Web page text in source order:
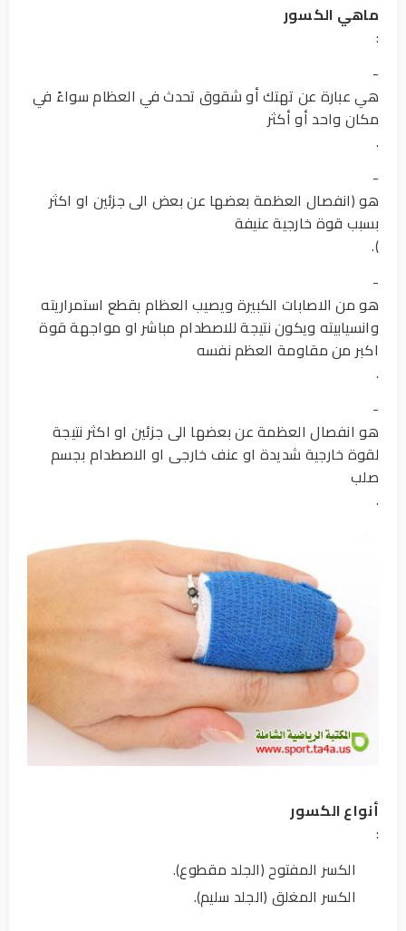
ماهي الكسور
:
-
هي عبارة عن تهتك أو شقوق تحدث في العظام سواءً في
مكان واحد أو أكثر
.
-
هو (انفصال العظمة بعضها عن بعض الى جزئين او اكثر
بسبب قوة خارجية عنيفة
).
-
هو من الاصابات الكبيرة ويصيب العظام بقطع استمراريته
وانسيابيته ويكون نتيجة للاصطدام مباشر او مواجهة قوة
اكبر من مقاومة العظم نفسه
.
-
هو انفصال العظمة عن بعضها الى جزئين او اكثر نتيجة
لقوة خارجية شديدة او عنف خارجى او الاصطدام بجسم
صلب
.
أنواع الكسور
:
الكسر المفتوح (الجلد مقطوع).
الكسر المغلق (الجلد سليم).